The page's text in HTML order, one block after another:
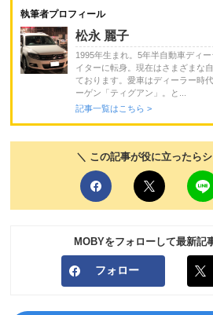
執筆者プロフィール
松永 麗子
1995年生まれ。5年半自動車ディ
イターに転身。現在はさまざまな
ております。愛車はディーラー時
ーゲン「ティグアン」。と...
記事一覧はこちら >
＼ この記事が役に立ったら
MOBYをフォローして最新記
フォロー